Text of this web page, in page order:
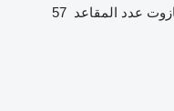
عدد المقاعد 57